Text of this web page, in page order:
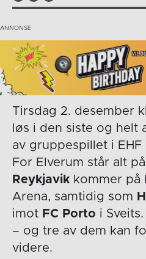
Tirsdag 2. desember
løs i den siste og helt
av gruppespillet i EHF
For Elverum står alt
Reykjavikkommer på
Arena, samtidig som
imot FC Porto i
– og tre av dem kan
videre.